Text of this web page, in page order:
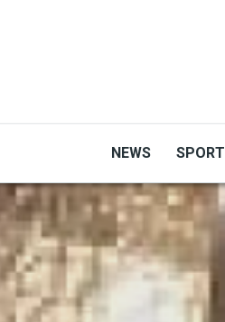
NEWS SPORT